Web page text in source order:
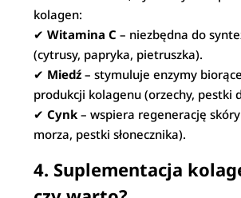
kolagen:
✔Witamina C – niezbędna do
(cytrusy, papryka, pietruszka).
✔ Miedź – stymuluje enzymy
produkcji kolagenu (orzechy, pestki
✔Cynk – wspiera regenerację
morza, pestki słonecznika).
4. Suplementacja